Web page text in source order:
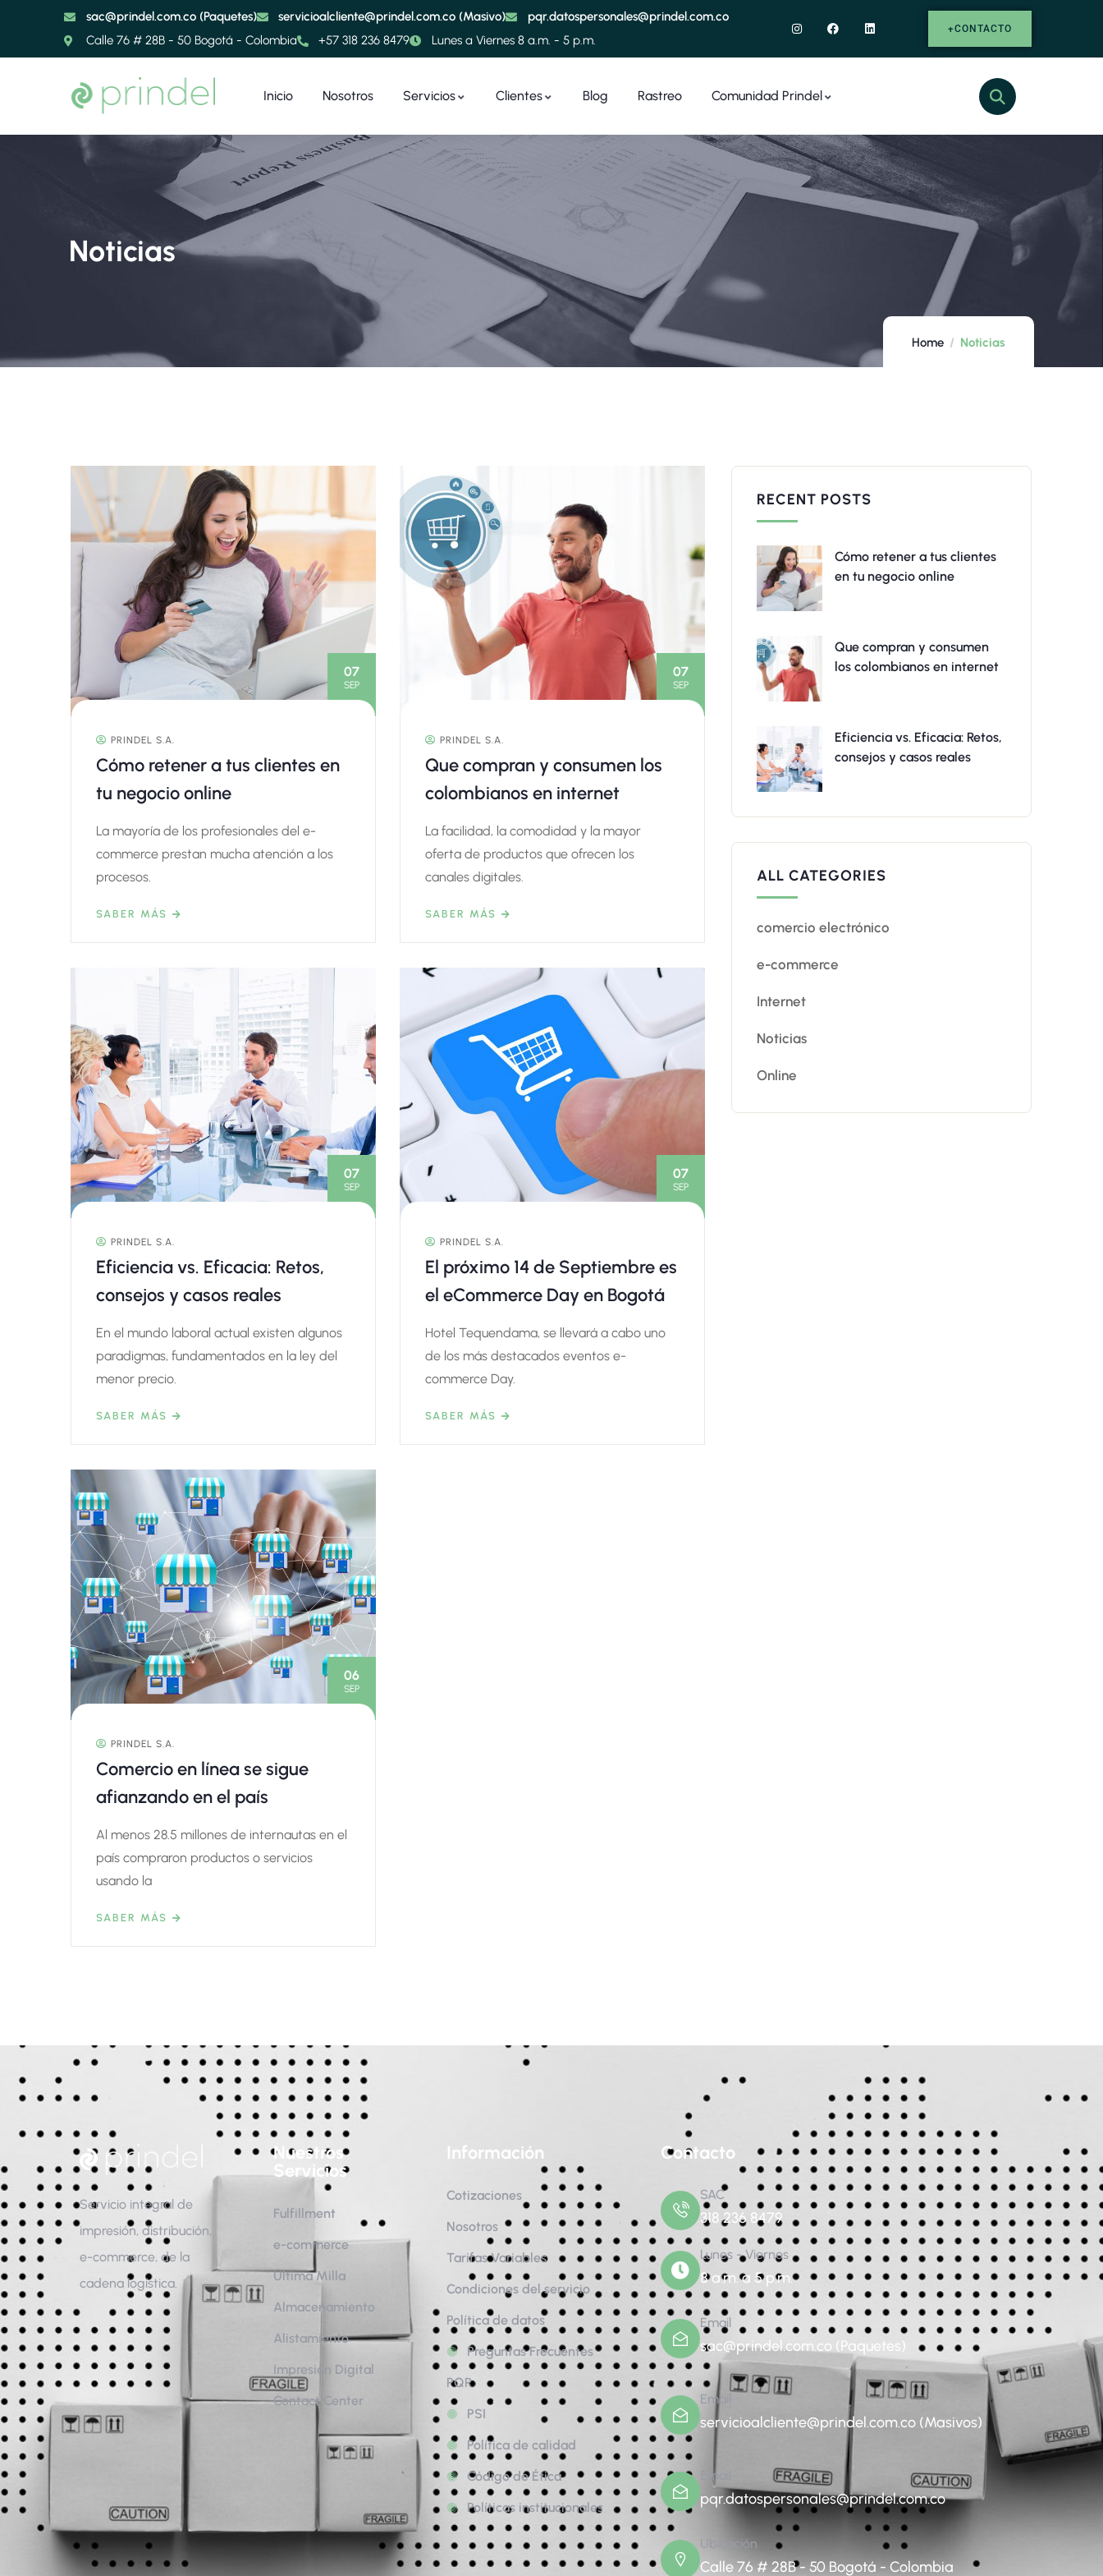
sac@prindel.com.co (Paquetes) servicioalcliente@prindel.com.co (Masivo)
pqr.datospersonales@prindel.com.co
Calle 76 # 28B - 50 Bogotá - Colombia
+57 318 236 8479 Lunes a Viernes 8 a.m. - 5 p.m.
+CONTACTO
Inicio Nosotros Servicios Clientes Blog Rastreo Comunidad Prindel
Noticias
Home Noticias
07
SEP
PRINDEL S.A.
Cómo retener a tus clientes en
tu negocio online
La mayoría de los profesionales del e-
commerce prestan mucha atención a los
procesos.
SABER MÁS
07
SEP
PRINDEL S.A.
Que compran y consumen los
colombianos en internet
La facilidad, la comodidad y la mayor
oferta de productos que ofrecen los
canales digitales.
SABER MÁS
07
SEP
PRINDEL S.A.
Eficiencia vs. Eficacia: Retos,
consejos y casos reales
En el mundo laboral actual existen algunos
paradigmas, fundamentados en la ley del
menor precio.
SABER MÁS
07
SEP
PRINDEL S.A.
El próximo 14 de Septiembre es
el eCommerce Day en Bogotá
Hotel Tequendama, se llevará a cabo uno
de los más destacados eventos e-
commerce Day.
SABER MÁS
06
SEP
PRINDEL S.A.
Comercio en línea se sigue
afianzando en el país
Al menos 28.5 millones de internautas en el
país compraron productos o servicios
usando la
SABER MÁS
RECENT POSTS
Cómo retener a tus clientes
en tu negocio online
Que compran y consumen
los colombianos en internet
Eficiencia vs. Eficacia: Retos,
consejos y casos reales
ALL CATEGORIES
comercio electrónico
e-commerce
Internet
Noticias
Online
Servicio integral de
impresión, distribución,
e-commerce, de la
cadena logística.
Nuestros
Servicios
Fulfillment
e-commerce
Última Milla
Almacenamiento
Alistamiento
Impresión Digital
Contact Center
Información
Cotizaciones
Nosotros
Tarifas Variables
Condiciones del servicio
Política de datos
Preguntas Frecuentes
PQR
PSI
Política de calidad
Código de Ética
Políticas institucionales
Contacto
SAC
318 236 8479
Lunes - Viernes
8 a.m. a 5 p.m.
Email
sac@prindel.com.co (Paquetes)
Email
servicioalcliente@prindel.com.co (Masivos)
Email
pqr.datospersonales@prindel.com.co
Ubicación
Calle 76 # 28B - 50 Bogotá - Colombia